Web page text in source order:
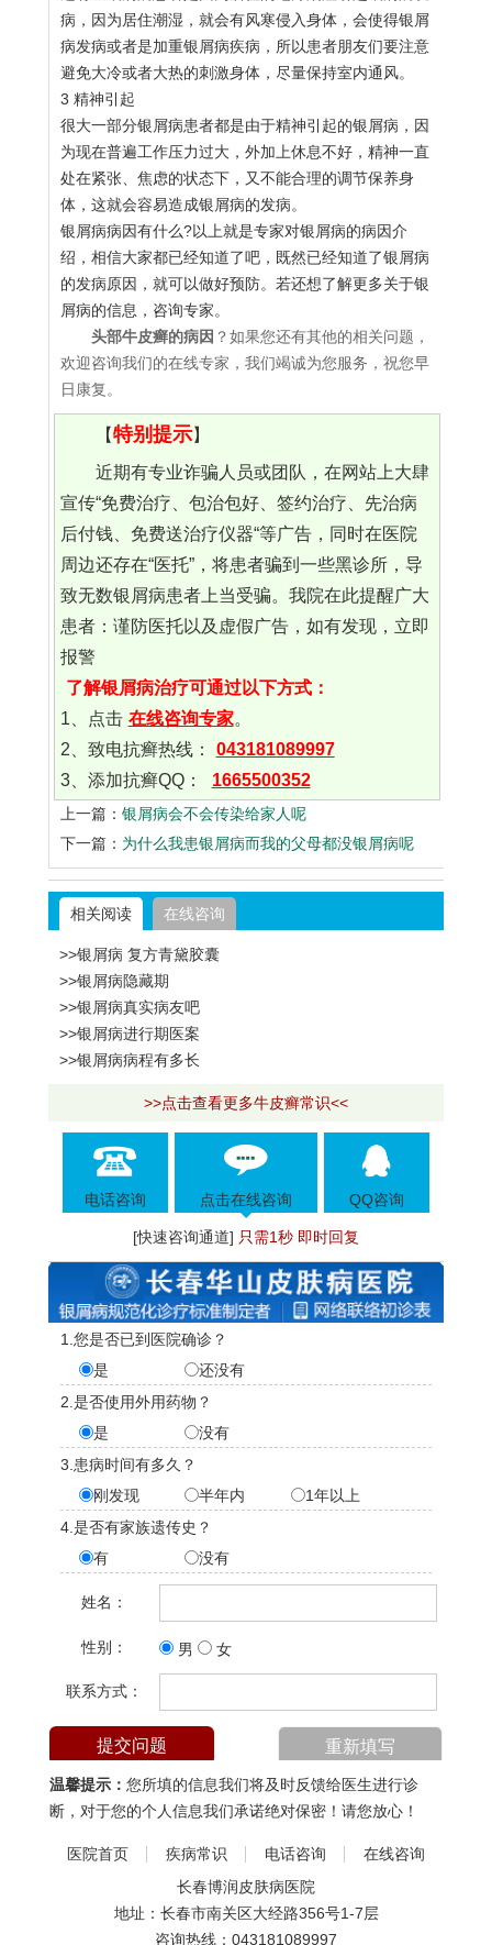
病，因为居住潮湿，就会有风寒侵入身体，会使得银屑
病发病或者是加重银屑病疾病，所以患者朋友们要注意
避免大冷或者大热的刺激身体，尽量保持室内通风。
3 精神引起
很大一部分银屑病患者都是由于精神引起的银屑病，因
为现在普遍工作压力过大，外加上休息不好，精神一直
处在紧张、焦虑的状态下，又不能合理的调节保养身
体，这就会容易造成银屑病的发病。
银屑病病因有什么?以上就是专家对银屑病的病因介
绍，相信大家都已经知道了吧，既然已经知道了银屑病
的发病原因，就可以做好预防。若还想了解更多关于银
屑病的信息，咨询专家。
头部牛皮癣的病因 ？如果您还有其他的相关问题，
欢迎咨询我们的在线专家，我们竭诚为您服务，祝您早
日康复。
【特别提示】
近期有专业诈骗人员或团队，在网站上大肆
宣传“免费治疗、包治包好、签约治疗、先治病
后付钱、免费送治疗仪器“等广告，同时在医院
周边还存在“医托”，将患者骗到一些黑诊所，导
致无数银屑病患者上当受骗。我院在此提醒广大
患者：谨防医托以及虚假广告，如有发现，立即
报警
了解银屑病治疗可通过以下方式：
1、点击 在线咨询专家。
2、致电抗癣热线：
043181089997
3、添加抗癣QQ：
1665500352
上一篇： 银屑病会不会传染给家人呢
下一篇： 为什么我患银屑病而我的父母都没银屑病呢
相关阅读 在线咨询
>>银屑病 复方青黛胶囊
>>银屑病隐藏期
>>银屑病真实病友吧
>>银屑病进行期医案
>>银屑病病程有多长
>>点击查看更多牛皮癣常识<<
电话咨询 点击在线咨询 QQ咨询
[快速咨询通道] 只需1秒 即时回复
1.您是否已到医院确诊？
是
还没有
2.是否使用外用药物？
是
没有
3.患病时间有多久？
刚发现
半年内
1年以上
4.是否有家族遗传史？
有
没有
姓名：
性别： 男 女
联系方式：
温馨提示： 您所填的信息我们将及时反馈给医生进行诊
断，对于您的个人信息我们承诺绝对保密！请您放心！
医院首页 疾病常识 电话咨询
在线咨询
长春博润皮肤病医院
地址：长春市南关区大经路356号1-7层
咨询热线： 043181089997